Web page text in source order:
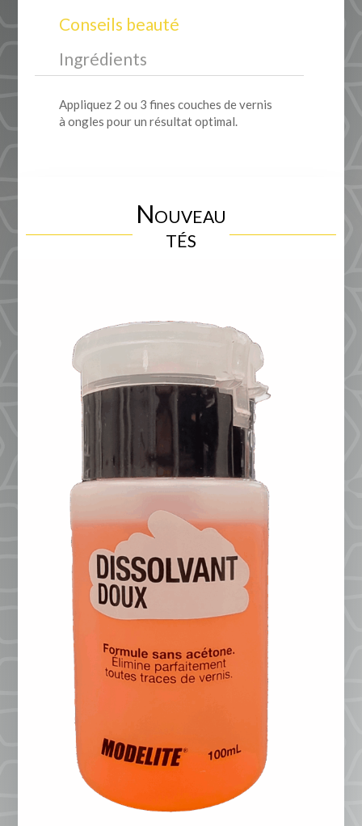
Conseils beauté
Ingrédients
Appliquez 2 ou 3 fines couches de vernis
à ongles pour un résultat optimal.
Nouveau
tés